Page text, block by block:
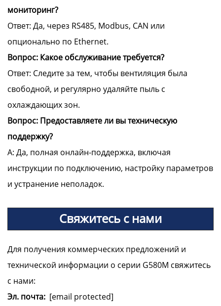
мониторинг?
Ответ: Да, через RS485, Modbus, CAN или
опционально по Ethernet.
Вопрос: Какое обслуживание требуется?
Ответ: Следите за тем, чтобы вентиляция была
свободной, и регулярно удаляйте пыль с
охлаждающих зон.
Вопрос: Предоставляете ли вы техническую
поддержку?
A: Да, полная онлайн-поддержка, включая
инструкции по подключению, настройку параметров
и устранение неполадок.
Свяжитесь с нами
Для получения коммерческих предложений и
технической информации о серии G580M свяжитесь
с нами:
Эл. почта: [email protected]